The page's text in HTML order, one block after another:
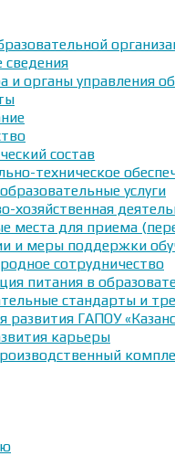
сведения
и органы управления
состав
техническое
услуги
хозяйственная
места для приема
и меры поддержки
сотрудничество
питания в
стандарты и
развития ГАПОУ
карьеры